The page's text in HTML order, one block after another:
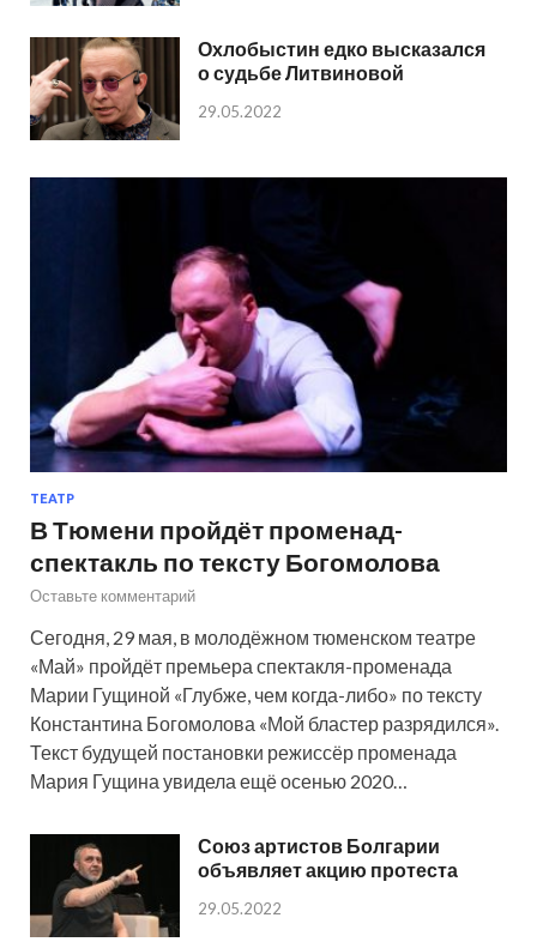
Охлобыстин едко высказался
о судьбе Литвиновой
29.05.2022
ТЕАТР
В Тюмени пройдёт променад-
спектакль по тексту Богомолова
Оставьте комментарий
Сегодня, 29 мая, в молодёжном тюменском театре
«Май» пройдёт премьера спектакля-променада
Марии Гущиной «Глубже, чем когда-либо» по тексту
Константина Богомолова «Мой бластер разрядился».
Текст будущей постановки режиссёр променада
Мария Гущина увидела ещё осенью 2020…
Союз артистов Болгарии
объявляет акцию протеста
29.05.2022